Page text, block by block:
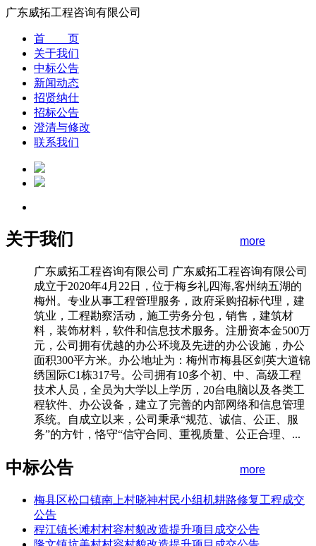
广东威拓工程咨询有限公司
首 页
关于我们
中标公告
新闻动态
招贤纳仕
招标公告
澄清与修改
联系我们
关于我们 more
广东威拓工程咨询有限公司 广东威拓工程咨询有限公司
成立于2020年4月22日，位于梅乡礼四海,客州纳五湖的
梅州。专业从事工程管理服务，政府采购招标代理，建
筑业，工程勘察活动，施工劳务分包，销售，建筑材
料，装饰材料，软件和信息技术服务。注册资本金500万
元，公司拥有优越的办公环境及先进的办公设施，办公
面积300平方米。办公地址为：梅州市梅县区剑英大道锦
绣国际C1栋317号。公司拥有10多个初、中、高级工程
技术人员，全员为大学以上学历，20台电脑以及各类工
程软件、办公设备，建立了完善的内部网络和信息管理
系统。自成立以来，公司秉承“规范、诚信、公正、服
务”的方针，恪守“信守合同、重视质量、公正合理、...
中标公告 more
梅县区松口镇南上村晓神村民小组机耕路修复工程成交
公告
程江镇长滩村村容村貌改造提升项目成交公告